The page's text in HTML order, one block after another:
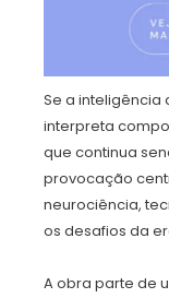
Se a inteligência
interpreta
que continua
provocação
neurociência,
os desafios da
A obra parte de